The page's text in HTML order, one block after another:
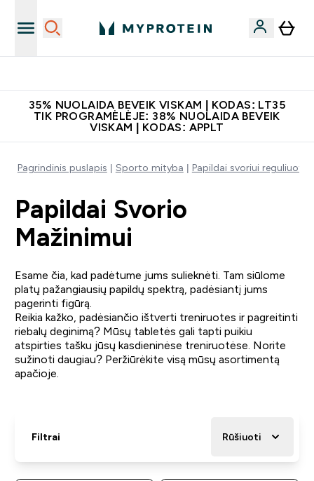
35% NUOLAIDA BEVEIK VISKAM | KODAS: LT35
TIK PROGRAMĖLĖJE: 38% NUOLAIDA BEVEIK
VISKAM | KODAS: APPLT
Pagrindinis puslapis Sporto mityba Papildai svoriui reguliuoti
Papildai Svorio
Mažinimui
Esame čia, kad padėtume jums sulieknėti. Tam siūlome
platų pažangiausių papildų spektrą, padėsiantį jums
pagerinti figūrą.
Reikia kažko, padėsiančio ištverti treniruotes ir pagreitinti
riebalų deginimą? Mūsų tabletės gali tapti puikiu
atspirties tašku jūsų kasdieninėse treniruotėse. Norite
sužinoti daugiau? Peržiūrėkite visą mūsų asortimentą
apačioje.
Filtrai Rūšiuoti